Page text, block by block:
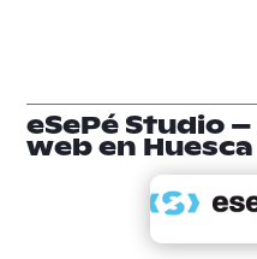
eSePé Studio
web en Huesca